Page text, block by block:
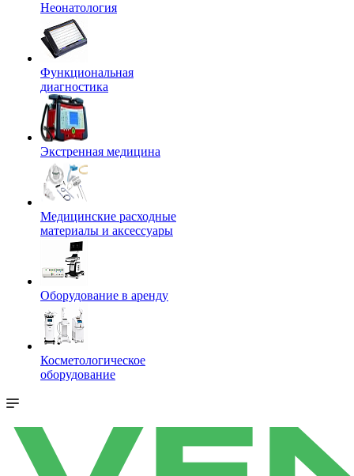
Неонатология
Функциональная
диагностика
Экстренная медицина
Медицинские расходные
материалы и аксессуары
Оборудование в аренду
Косметологическое
оборудование